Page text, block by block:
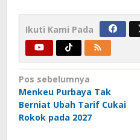
Ikuti Kami Pada
Navigasi
pos
Pos sebelumnya
Menkeu Purbaya Tak
Berniat Ubah Tarif Cukai
Rokok pada 2027